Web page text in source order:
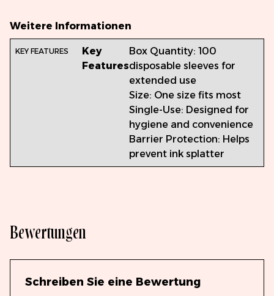
Weitere Informationen
Key
Features
Box Quantity: 100
disposable sleeves for
extended use
Size: One size fits most
Single-Use: Designed for
hygiene and convenience
Barrier Protection: Helps
prevent ink splatter
Bewertungen
Schreiben Sie eine Bewertung